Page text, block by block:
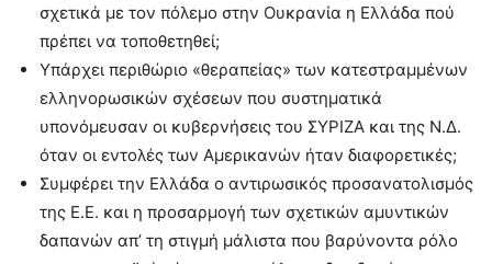
σχετικά με τον πόλεμο στην Ουκρανία η Ελλάδα πού
πρέπει να τοποθετηθεί;
Υπάρχει περιθώριο «θεραπείας» των κατεστραμμένων
ελληνορωσικών σχέσεων που συστηματικά
υπονόμευσαν οι κυβερνήσεις του ΣΥΡΙΖΑ και της Ν.Δ.
όταν οι εντολές των Αμερικανών ήταν διαφορετικές;
Συμφέρει την Ελλάδα ο αντιρωσικός προσανατολισμός
της Ε.Ε. και η προσαρμογή των σχετικών αμυντικών
δαπανών απ’ τη στιγμή μάλιστα που βαρύνοντα ρόλο